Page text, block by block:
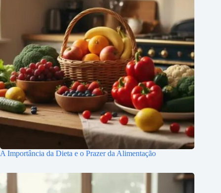
A Importância da Dieta e o Prazer da Alimentação